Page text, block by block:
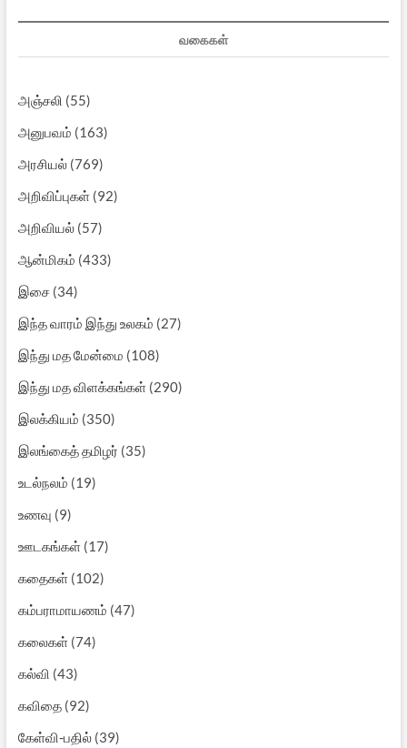
வகைகள்
அஞ்சலி (55)
அனுபவம் (163)
அரசியல்(769)
அறிவிப்புகள்(92)
அறிவியல்(57)
ஆன்மிகம் (433)
இசை(34)
இந்த வாரம் இந்து உலகம் (27)
இந்து மத மேன்மை (108)
இந்து மத விளக்கங்கள்(290)
இலக்கியம் (350)
இலங்கைத் தமிழர் (35)
உடல்நலம் (19)
உணவு (9)
ஊடகங்கள்(17)
கதைகள்(102)
கம்பராமாயணம் (47)
கலைகள்(74)
கல்வி (43)
கவிதை(92)
கேள்வி-பதில்(39)